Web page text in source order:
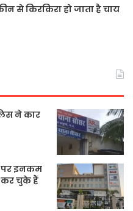
से किरकिरा हो जाता है चाय
ने कार
पर इनकम
कर चुके हैं